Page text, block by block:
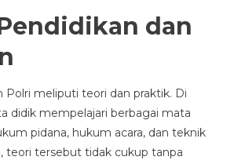
dan
Polri meliputi teori dan praktik. Di
didik mempelajari berbagai mata
pidana, hukum acara, dan teknik
teori tersebut tidak cukup tanpa